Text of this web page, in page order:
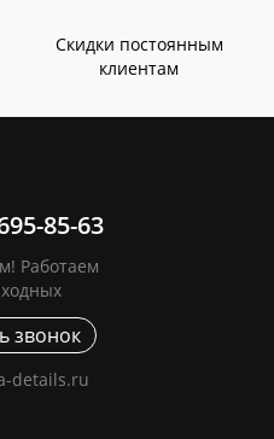
Скидки постоянным
клиентам
85-63
Работаем
звонок
details.ru